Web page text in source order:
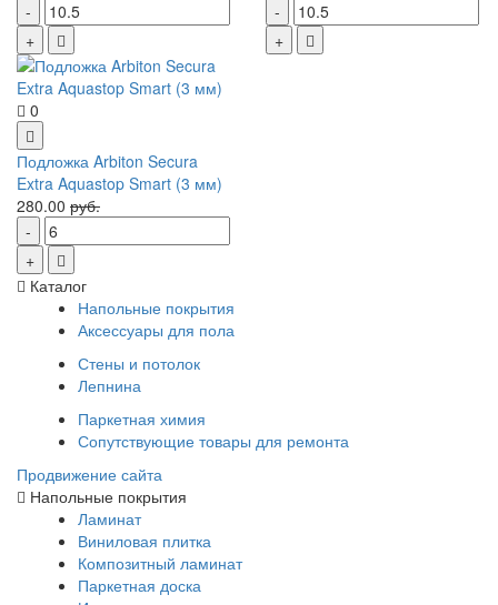
0
Подложка Arbiton Secura
Extra Aquastop Smart (3 мм)
280.00 руб.
Каталог
Напольные покрытия
Аксессуары для пола
Стены и потолок
Лепнина
Паркетная химия
Сопутствующие товары для ремонта
Продвижение сайта
Напольные покрытия
Ламинат
Виниловая плитка
Композитный ламинат
Паркетная доска